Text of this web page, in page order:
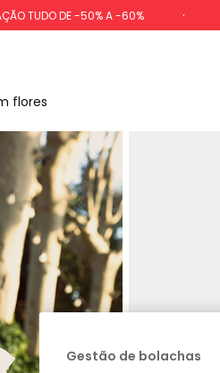
TUDO DE -50% A -60%
flores
Gestão de bolachas